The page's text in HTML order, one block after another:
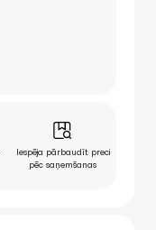
Iespēja pārbaudīt preci
pēc saņemšanas